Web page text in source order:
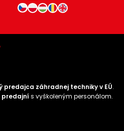
záhradnej techniky v EÚ.
predajní s vyškoleným personálom.